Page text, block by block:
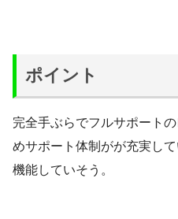
ポイント
完全手ぶらでフルサポート
めサポート体制がが充実し
機能していそう。